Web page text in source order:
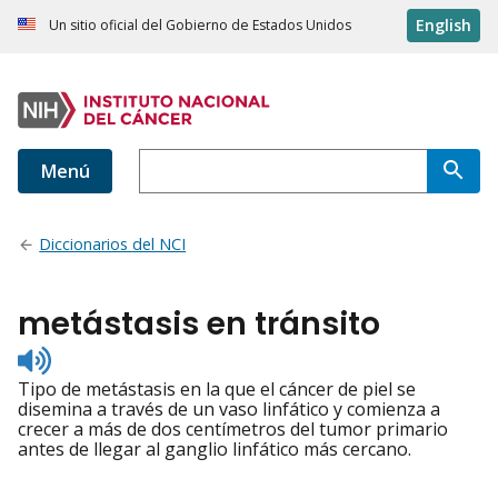
Un sitio oficial del Gobierno de Estados Unidos English
Menú
Diccionarios del NCI
metástasis en tránsito
Listen
to
pronunciation
Tipo de metástasis en la que el cáncer de piel se
disemina a través de un vaso linfático y comienza a
crecer a más de dos centímetros del tumor primario
antes de llegar al ganglio linfático más cercano.